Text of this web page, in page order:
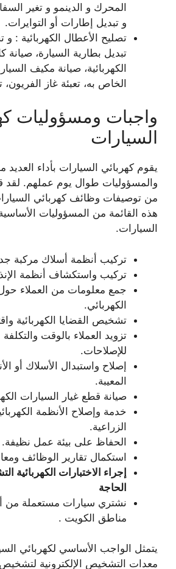
المحرك و الدينمو و تغير
و تبديل إطارات أو التوايرات.
تصليح الأعطال الكهربائية
تبديل بطارية السيارة، صيانة
الكهربائية، صيانة مكيف
الخاص به، تعبئة غاز الفريون،
واجبات ومسؤوليات
السيارات
يقوم كهربائي السيارات بأداء العديد
والمسؤوليات طوال يوم عملهم. لقد
من توصيفات وظائف كهربائي
هذه القائمة من المسؤوليات
السيارات.
تركيب أنظمة أسلاك مركبة
تركيب واستكشاف أنظمة
جمع معلومات من العملاء
الكهربائي.
تشخيص القضايا الكهربائية
تزويد العملاء بالوقت
للإصلاحات.
إصلاح واستبدال الأسلاك أو
المعيبة.
صيانة قطع غيار السيارات
خدمة وإصلاح الأنظمة
الزراعية.
الحفاظ على بيئة عمل نظيفة.
استكمال تقارير الوظائف
إجراء الاختبارات
الحاجة
نشتري سيارات مستعملة من
مناطق الكويت .
يتمثل الواجب الأساسي لكهربائي
معدات التشخيص الإلكترونية